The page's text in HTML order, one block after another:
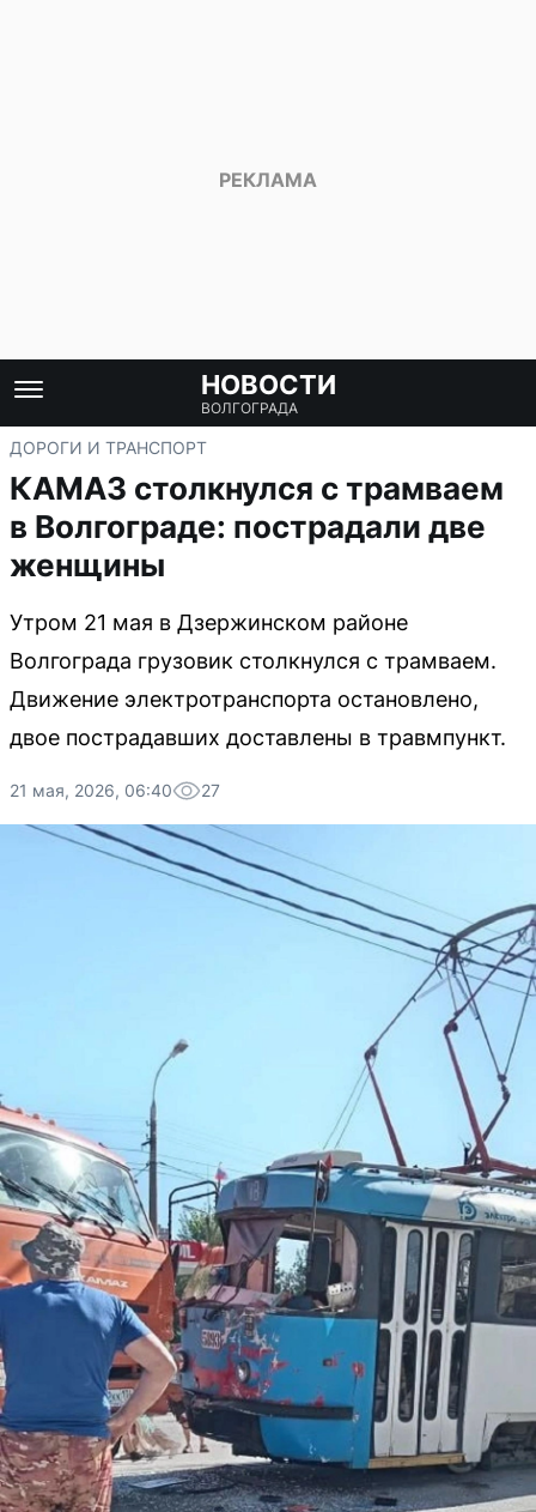
НОВОСТИ
ВОЛГОГРАДА
ДОРОГИ И ТРАНСПОРТ
КАМАЗ столкнулся с трамваем
в Волгограде: пострадали две
женщины
Утром 21 мая в Дзержинском районе
Волгограда грузовик столкнулся с трамваем.
Движение электротранспорта остановлено,
двое пострадавших доставлены в травмпункт.
21 мая, 2026, 06:40 27